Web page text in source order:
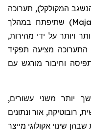
המקולקל), תערוכה
) שתיפתח במהלך
יותר ויותר על ידי מהירות,
התערוכה מציעה תפקיד
וחיבור מורגש עם
יותר משני עשורים,
רובוטיקה, אור ונתונים
שינוי אקולוגי מייצר